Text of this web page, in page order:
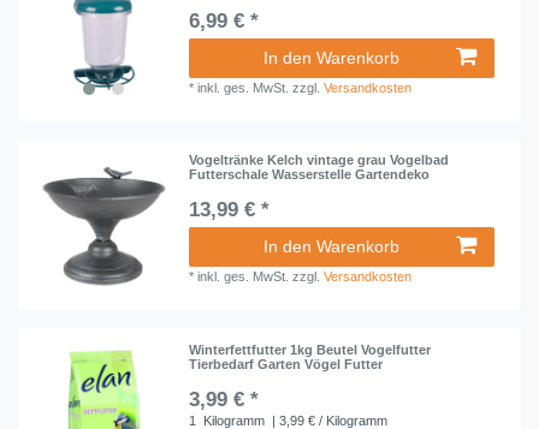
6,99 € *
In den Warenkorb
*inkl. ges. MwSt. zzgl.Versandkosten
Vogeltränke Kelch vintage grau Vogelbad
Futterschale Wasserstelle Gartendeko
13,99 € *
In den Warenkorb
*inkl. ges. MwSt. zzgl.Versandkosten
Winterfettfutter 1kg Beutel Vogelfutter
Tierbedarf Garten Vögel Futter
3,99 € *
1 Kilogramm | 3,99 € / Kilogramm